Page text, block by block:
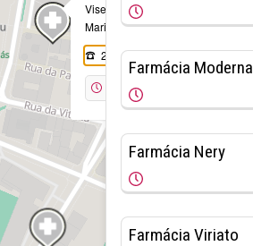
Viseu (Santa
Maria de Viseu)
232 480 340
Encerrada
Farmácia Moderna
Farmácia Nery
Farmácia Viriato